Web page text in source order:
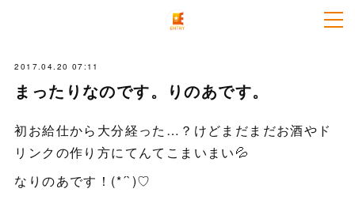
2017.04.20 07:11
まったりなのです。りのあです。
初お給仕から大分経った…？けどまだまだお酒やド
リンクの作り方にてんてこまいまい💦
なりのあです！(*´`)♡